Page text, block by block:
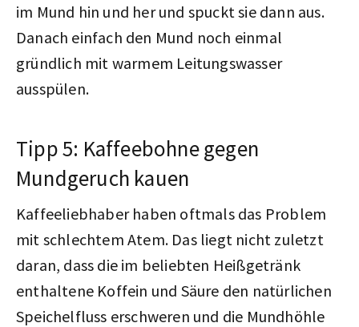
im Mund hin und her und spuckt sie dann aus.
Danach einfach den Mund noch einmal
gründlich mit warmem Leitungswasser
ausspülen.
Tipp 5: Kaffeebohne gegen
Mundgeruch kauen
Kaffeeliebhaber haben oftmals das Problem
mit schlechtem Atem. Das liegt nicht zuletzt
daran, dass die im beliebten Heißgetränk
enthaltene Koffein und Säure den natürlichen
Speichelfluss erschweren und die Mundhöhle